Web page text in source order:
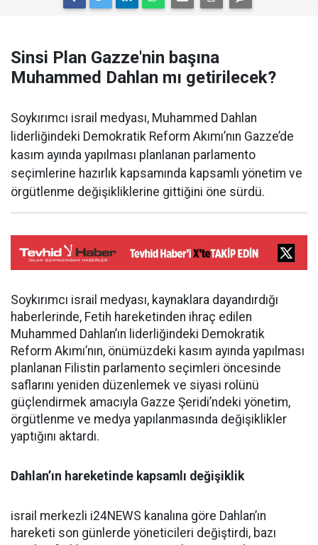
Sinsi Plan Gazze'nin başına
Muhammed Dahlan mı getirilecek?
Soykırımcı israil medyası, Muhammed Dahlan
liderliğindeki Demokratik Reform Akımı’nın Gazze’de
kasım ayında yapılması planlanan parlamento
seçimlerine hazırlık kapsamında kapsamlı yönetim ve
örgütlenme değişikliklerine gittiğini öne sürdü.
Soykırımcı israil medyası, kaynaklara dayandırdığı
haberlerinde, Fetih hareketinden ihraç edilen
Muhammed Dahlan’ın liderliğindeki Demokratik
Reform Akımı’nın, önümüzdeki kasım ayında yapılması
planlanan Filistin parlamento seçimleri öncesinde
saflarını yeniden düzenlemek ve siyasi rolünü
güçlendirmek amacıyla Gazze Şeridi’ndeki yönetim,
örgütlenme ve medya yapılanmasında değişiklikler
yaptığını aktardı.
Dahlan’ın hareketinde kapsamlı değişiklik
israil merkezli i24NEWS kanalına göre Dahlan’ın
hareketi son günlerde yöneticileri değiştirdi, bazı